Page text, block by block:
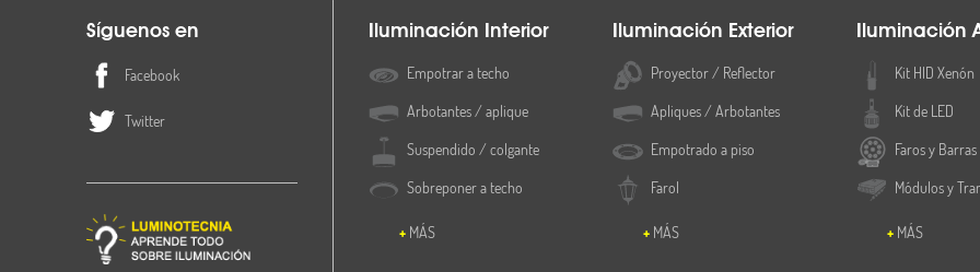
Síguenos en
Facebook
Twitter
Iluminación Interior
Empotrar a techo
Arbotantes / aplique
Suspendido / colgante
Sobreponer a techo
MÁS
Iluminación Exterior
Proyector / Reflector
Apliques / Arbotantes
Empotrado a piso
Farol
MÁS
Iluminación
Kit HID Xenón
Kit de LED
Faros y Barras
Módulos y
MÁS